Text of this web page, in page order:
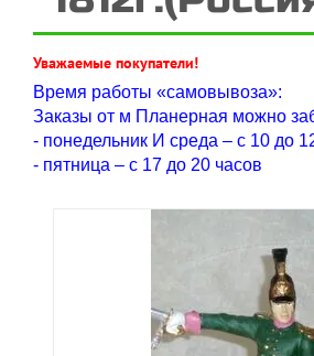
Уважаемые покупатели!
Время работы «самовывоза»:
Заказы от м Планерная можно
- понедельник И среда – с 10 до
- пятница – с 17 до 20 часов